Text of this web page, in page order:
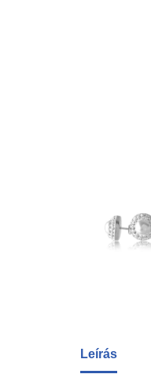
Leírás